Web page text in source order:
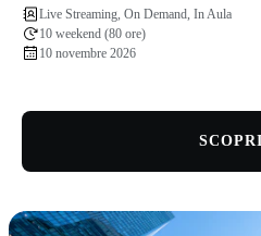
Live Streaming, On Demand, In Aula
10 weekend (80 ore)
10 novembre 2026
SCOPRI